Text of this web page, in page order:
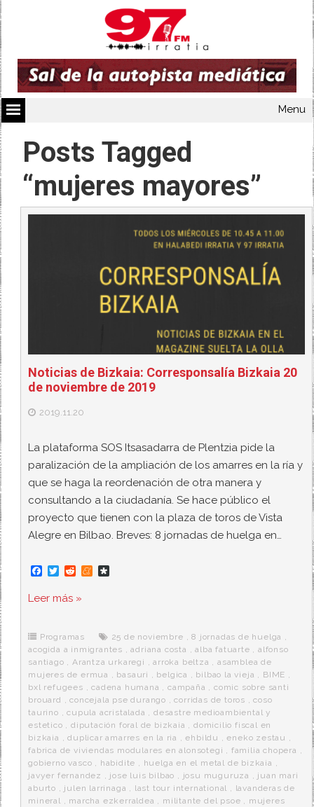
Menu
Posts Tagged
“mujeres mayores”
Noticias de Bizkaia: Corresponsalía Bizkaia 20
de noviembre de 2019
2019.11.20
La plataforma SOS Itsasadarra de Plentzia pide la
paralización de la ampliación de los amarres en la ría y
que se haga la reordenación de otra manera y
consultando a la ciudadanía. Se hace público el
proyecto que tienen con la plaza de toros de Vista
Alegre en Bilbao. Breves: 8 jornadas de huelga en…
F
c
e
o
k
T
i
t
r
R
d
M
e
r
a
Leer más »
Programas 25 de noviembre ,8 jornadas de huelga ,
acogida a inmigrantes ,adriana costa ,alba fatuarte ,alfonso
santiago ,Arantza urkaregi ,arroka beltza ,asamblea de
mujeres de ermua , basauri , belgica , bilbao la vieja , BIME ,
bxl refugees ,cadena humana ,campaña ,comic sobre santi
brouard ,concejala pse durango ,corridas de toros ,coso
taurino ,cupula acristalada ,desastre medioambiental y
estetico ,diputación foral de bizkaia ,domicilio fiscal en
bizkaia ,duplicar amarres en la ria ,ehbildu ,eneko zestau ,
fabrica de viviendas modulares en alonsotegi , familia chopera ,
gobierno vasco , habidite , huelga en el metal de bizkaia ,
javyer fernandez , jose luis bilbao , josu muguruza , juan mari
aburto , julen larrinaga , last tour international , lavanderas de
mineral , marcha ezkerraldea , militante del psoe , mujeres